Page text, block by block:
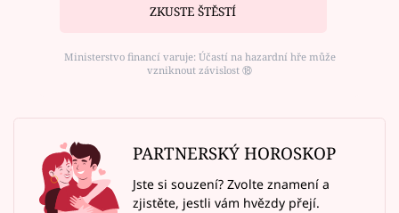
ZKUSTE ŠTĚSTÍ
Ministerstvo financí varuje: Účastí na hazardní hře může
vzniknout závislost ⑱
PARTNERSKÝ HOROSKOP
Jste si souzení? Zvolte znamení a
zjistěte, jestli vám hvězdy přejí.